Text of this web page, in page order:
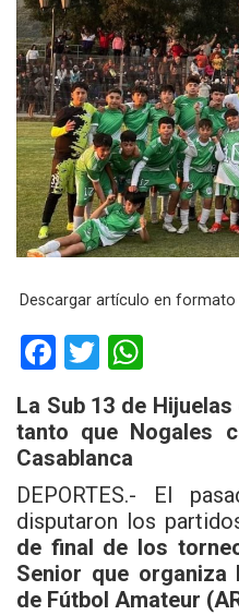
Descargar artículo en formato
F
a
ce
b
o
o
k
T
wi
tt
er
h
at
A
p
p
La Sub 13 de
tanto que Nogales
Casablanca
DEPORTES.- El
disputaron los
de final de los
Senior que organiza
de Fútbol Amateur